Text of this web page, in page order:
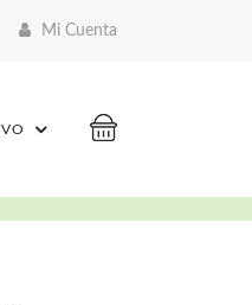
Mi Cuenta